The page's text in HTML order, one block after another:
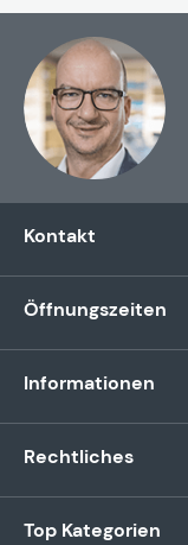
Kontakt
Öffnungszeiten
Informationen
Rechtliches
Top Kategorien